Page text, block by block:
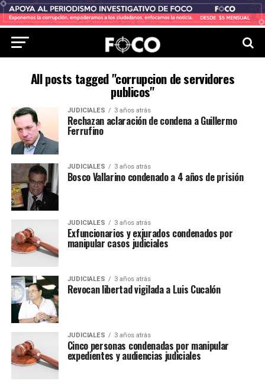
All posts tagged "corrupcion de servidores
publicos"
JUDICIALES 3 años atrás
Rechazan aclaración de condena a Guillermo
Ferrufino
JUDICIALES 3 años atrás
Bosco Vallarino condenado a 4 años de prisión
JUDICIALES 3 años atrás
Exfuncionarios y exjurados condenados por
manipular casos judiciales
JUDICIALES 3 años atrás
Revocan libertad vigilada a Luis Cucalón
JUDICIALES 3 años atrás
Cinco personas condenadas por manipular
expedientes y audiencias judiciales